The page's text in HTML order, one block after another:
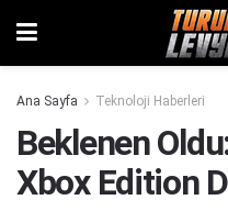
Ana Sayfa Teknoloji Haberleri
Beklenen
Xbox Edition